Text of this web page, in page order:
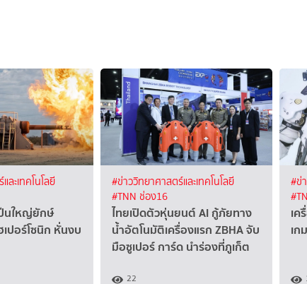
ละเทคโนโลยี
นใหญ่ยักษ์
ปอร์โซนิก หั่นงบ
#ข่าววิทยาศาสตร์และเทคโนโลยี
#TNN ช่อง16
ไทยเปิดตัวหุ่นยนต์ AI กู้ภัยทาง
น้ำอัตโนมัติเครื่องแรก ZBHA จับ
มือซูเปอร์ การ์ด นำร่องที่ภูเก็ต
22
#ข่
เค
เก